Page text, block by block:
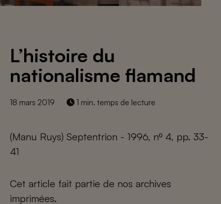
L’histoire du
nationalisme flamand
18 mars 2019 1 min. temps de lecture
(Manu Ruys) Septentrion - 1996, nº 4, pp. 33-
41
Cet article fait partie de nos archives
imprimées.